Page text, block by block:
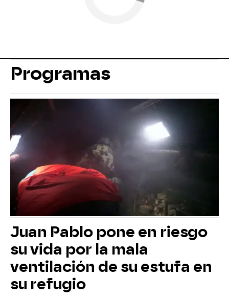
Programas
Juan Pablo pone en riesgo
su vida por la mala
ventilación de su estufa en
su refugio